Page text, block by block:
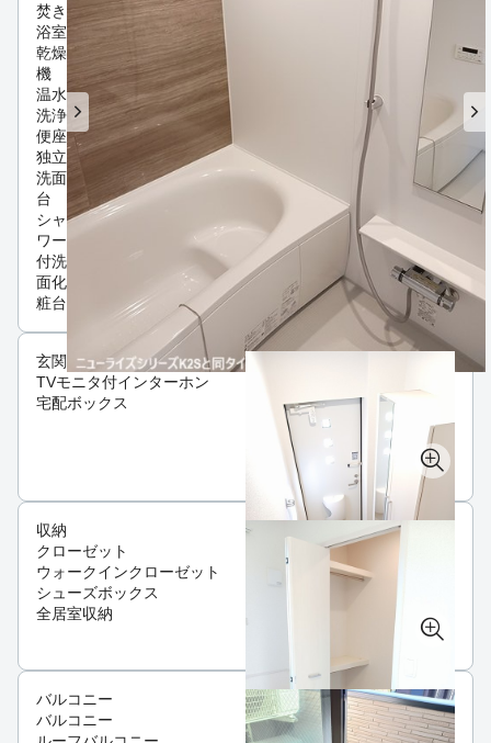
焚き
浴室
乾燥
機
温水
洗浄
便座
独立
洗面
台
シャ
ワー
付洗
面化
粧台
玄関
TVモニタ付インターホン
宅配ボックス
収納
クローゼット
ウォークインクローゼット
シューズボックス
全居室収納
バルコニー
バルコニー